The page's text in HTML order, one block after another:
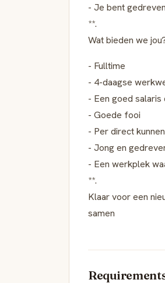
- Je bent
**.
Wat bieden we
- Fulltime
- 4-daagse
- Een goed salaris
- Goede fooi
- Per direct
- Jong en
- Een werkplek
**.
Klaar voor een
samen